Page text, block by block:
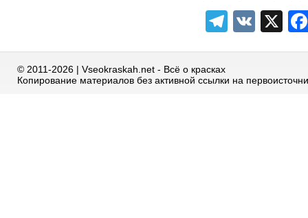
VK X
© 2011-2026 | Vseokraskah.net - Всё о красках
Копирование материалов без активной ссылки на